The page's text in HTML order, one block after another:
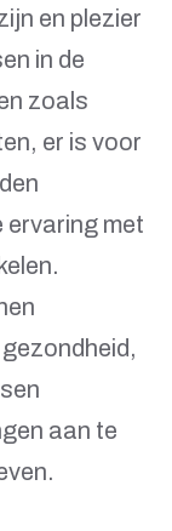
en plezier
in de
zoals
er is voor
ervaring met
aan te